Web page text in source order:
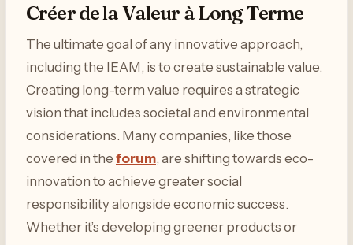
Créer de la Valeur à Long Terme
The ultimate goal of any innovative approach,
including the IEAM, is to create sustainable value.
Creating long-term value requires a strategic
vision that includes societal and environmental
considerations. Many companies, like those
covered in the forum, are shifting towards eco-
innovation to achieve greater social
responsibility alongside economic success.
Whether it’s developing greener products or